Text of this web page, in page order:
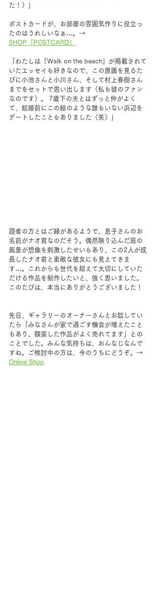
た！）」
ポストカードが、お部屋の雰囲気作りに役立っ
たのはうれしいなぁ…。→
SHOP「POSTCARD」
「わたしは『Walk on the beach』が掲載されて
いたエッセイも好きなので、この原画を見るた
びに小池さんと小川さん、そして村上春樹さん
までをセットで思い出します（私も彼のファン
なのです）。 7歳下の夫とはずっと仲がよく
て、結婚前にこの絵のような誰もいない浜辺を
デートしたこともありました（笑）」
読者の方とはご縁があるようで、息子さんのお
名前がナオ君なのだそう。偶然映り込んだ庭の
風景が想像を刺激したせいもあり、この2人が成
長したナオ君と素敵な彼女にも見えてきま
す…。
これからも世代を超えて大切にしていた
だける作品を制作したいと、強く思いました。
このたびは、本当にありがとうございました！
先日、ギャラリーのオーナーさんとお話してい
たら「みなさんが家で過ごす機会が増えたこと
もあり、額装した作品がよく売れてます」との
ことでした。みんな気持ちは、おんなじなんで
すね。ご検討中の方は、今のうちにどうぞ。→
Online Shop